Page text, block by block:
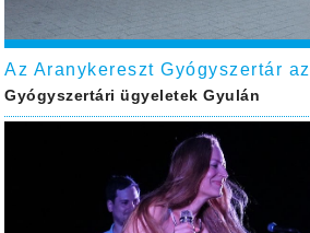
Az Aranykereszt Gyógyszertár
Gyógyszertári ügyeletek Gyulán